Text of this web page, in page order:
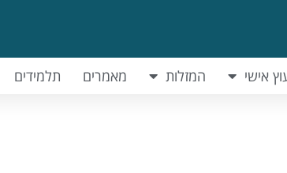
אישי המזלות מאמרים תלמידים